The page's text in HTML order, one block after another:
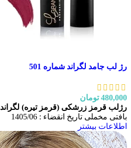
رژ لب جامد لگراند شماره 501
480,000 تومان
رژلب قرمز زرشکی (قرمز تیره) لگراند
بافتی مخملی تاریخ انقضاء : 1405/06
اطلاعات بیشتر